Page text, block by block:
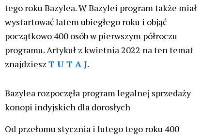
tego roku Bazylea. W Bazylei program także miał
wystartować latem ubiegłego roku i objąć
początkowo 400 osób w pierwszym półroczu
programu. Artykuł z kwietnia 2022 na ten temat
znajdziesz T U T A J.
Bazylea rozpoczęła program legalnej sprzedaży
konopi indyjskich dla dorosłych
Od przełomu stycznia i lutego tego roku 400